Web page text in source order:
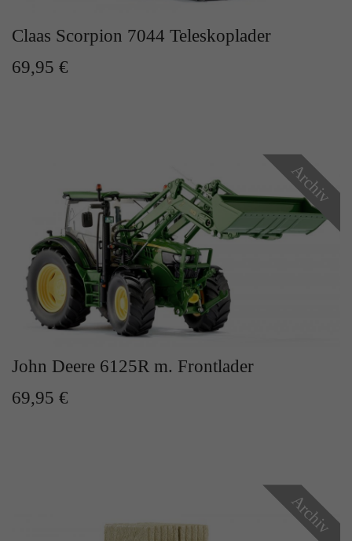
Claas Scorpion 7044 Teleskoplader
69,95 €
Archiv
John Deere 6125R m. Frontlader
69,95 €
Archiv
Datenübertragungen unterbunden.